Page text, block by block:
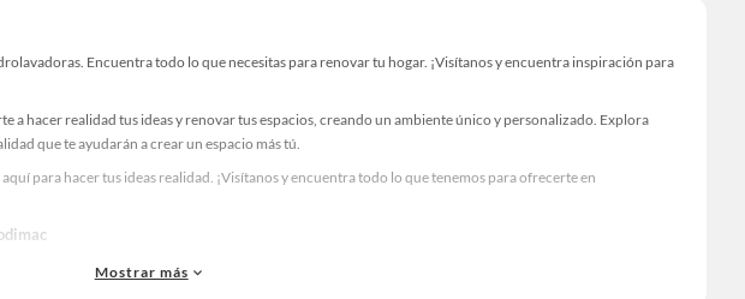
Encuentra todo lo que necesitas para renovar tu hogar. ¡Visítanos y encuentra inspiración para
a hacer realidad tus ideas y renovar tus espacios, creando un ambiente único y personalizado. Explora
que te ayudarán a crear un espacio más tú.
para hacer tus ideas realidad. ¡Visítanos y encuentra todo lo que tenemos para ofrecerte en
y renovación de espacios. ¡Visítanos y descubre todo lo que tenemos para ofrecerte!
Mostrar más